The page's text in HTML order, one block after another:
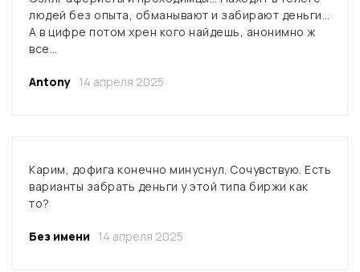
людей без опыта, обманывают и забирают деньги…
А в цифре потом хрен кого найдешь, анонимно ж
все…
Antony 14 апреля 2025
Карим, дофига конечно минуснул. Сочувствую. Есть
варианты забрать деньги у этой типа биржи как
то?
Без имени 14 апреля 2025